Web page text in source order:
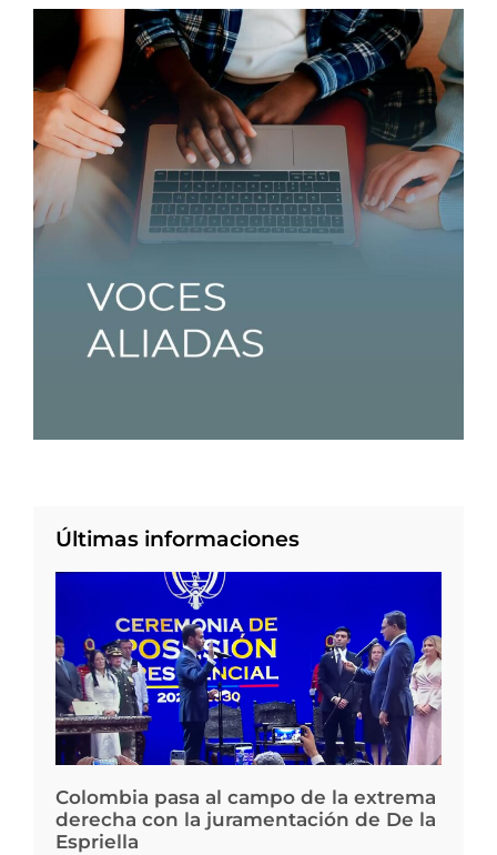
Últimas informaciones
Colombia pasa al campo de la extrema
derecha con la juramentación de De la
Espriella